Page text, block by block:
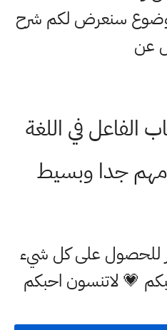
سنعرض لكم شرح
عن
الفاعل في اللغة
جدا وبسيط
للحصول على كل شيء
💗 لاتنسون احبكم